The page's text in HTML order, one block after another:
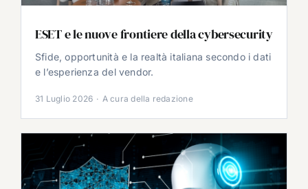
ESET e le nuove frontiere della cybersecurity
Sfide, opportunità e la realtà italiana secondo i dati
e l’esperienza del vendor.
31 Luglio 2026 · A cura della redazione